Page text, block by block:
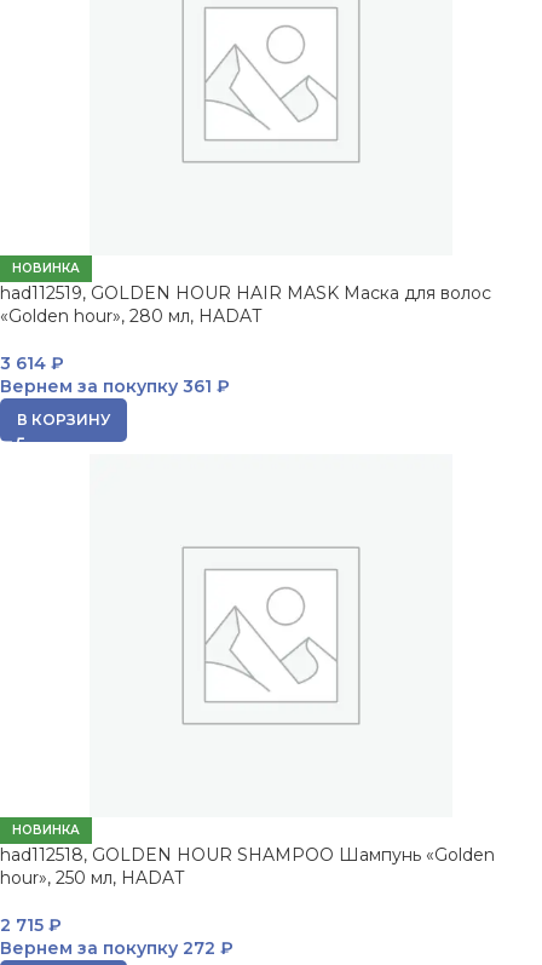
НОВИНКА
had112519, GOLDEN HOUR HAIR MASK Маска для волос
«Golden hour», 280 мл, HADAT
3 614 ₽
Вернем за покупку 361 ₽
В КОРЗИНУ
НОВИНКА
had112518, GOLDEN HOUR SHAMPOO Шампунь «Golden
hour», 250 мл, HADAT
2 715 ₽
Вернем за покупку 272 ₽